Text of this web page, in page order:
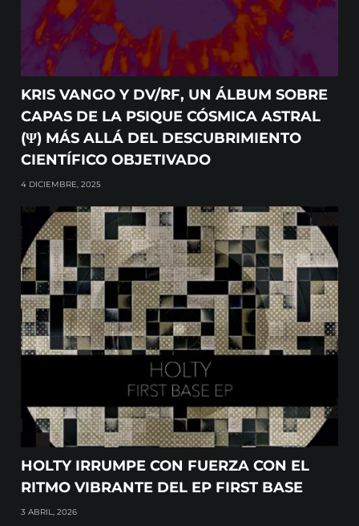
KRIS VANGO Y DV/RF, UN ÁLBUM SOBRE
CAPAS DE LA PSIQUE CÓSMICA ASTRAL
(Ψ) MÁS ALLÁ DEL DESCUBRIMIENTO
CIENTÍFICO OBJETIVADO
4 DICIEMBRE, 2025
HOLTY IRRUMPE CON FUERZA CON EL
RITMO VIBRANTE DEL EP FIRST BASE
3 ABRIL, 2026